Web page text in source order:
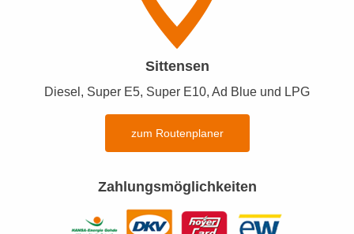
Sittensen
Diesel, Super E5, Super E10, Ad Blue und LPG
zum Routenplaner
Zahlungsmöglichkeiten